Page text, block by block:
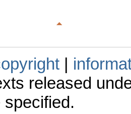
|
released